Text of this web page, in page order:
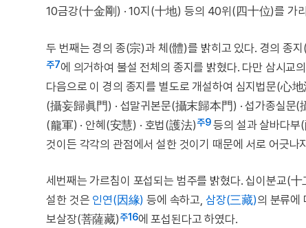
10금강(十金剛) · 10지(十地) 등의 40위(四十位)를 가
두 번째는 경의 종(宗)과 체(體)를 밝히고 있다. 경의 종
주7에 의거하여 불설 전체의 종지를 밝혔다. 다만 삼시교
다음으로 이 경의 종지를 별도로 개설하여 심지법문(心
(攝妄歸眞門) · 섭말귀본문(攝末歸本門) · 섭가종실문
(龍軍) · 안혜(安慧) · 호법(護法)주9등의 설과 살바다
것이든 각각의 관점에서 설한 것이기 때문에 서로 어긋나
세번째는 가르침이 포섭되는 범주를 밝혔다. 십이분교(
설한 것은 인연(因緣) 등에 속하고, 삼장(三藏)의 분류에
보살장(菩薩藏)주16에 포섭된다고 하였다.